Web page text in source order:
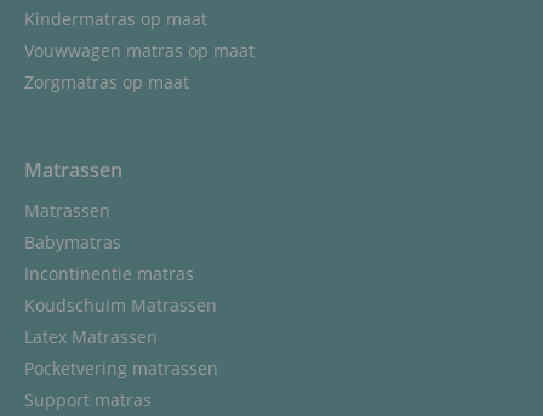
Kindermatras op maat
Vouwwagen matras op maat
Zorgmatras op maat
Matrassen
Matrassen
Babymatras
Incontinentie matras
Koudschuim Matrassen
Latex Matrassen
Pocketvering matrassen
Support matras